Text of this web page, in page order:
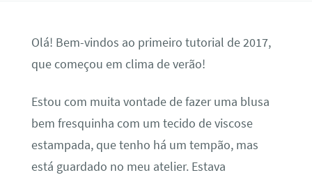
Olá! Bem-vindos ao primeiro tutorial de 2017,
que começou em clima de verão!
Estou com muita vontade de fazer uma blusa
bem fresquinha com um tecido de viscose
estampada, que tenho há um tempão, mas
está guardado no meu atelier. Estava